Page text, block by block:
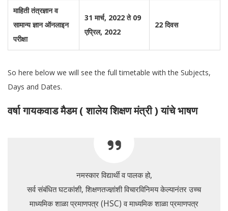
माहिती तंत्रज्ञान व
सामान्य ज्ञान ऑनलाइन
परीक्षा
31 मार्च, 2022 ते 09
एप्रिल, 2022
22 दिवस
So here below we will see the full timetable with the Subjects,
Days and Dates.
वर्षा गायकवाड मैडम ( शालेय शिक्षण मंत्री ) यांचे भाषण
नमस्कार विद्यार्थी व पालक हो,
सर्व संबंधित घटकांशी, शिक्षणतज्ज्ञांशी विचारविनिमय केल्यानंतर उच्च
माध्यमिक शाळा प्रमाणपत्र (HSC) व माध्यमिक शाळा प्रमाणपत्र